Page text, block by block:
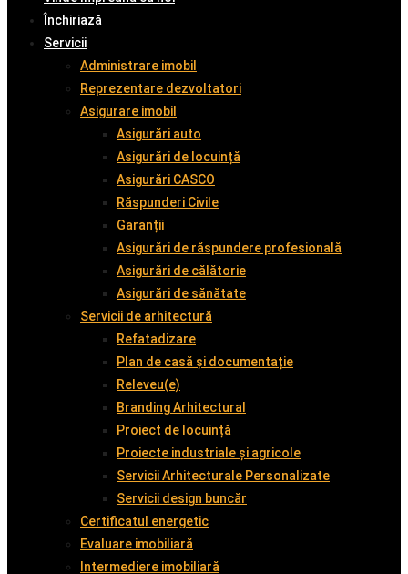
Închiriază
Servicii
Administrare imobil
Reprezentare dezvoltatori
Asigurare imobil
Asigurări auto
Asigurări de locuință
Asigurări CASCO
Răspunderi Civile
Garanții
Asigurări de răspundere profesională
Asigurări de călătorie
Asigurări de sănătate
Servicii de arhitectură
Refatadizare
Plan de casă și documentație
Releveu(e)
Branding Arhitectural
Proiect de locuință
Proiecte industriale și agricole
Servicii Arhitecturale Personalizate
Servicii design buncăr
Certificatul energetic
Evaluare imobiliară
Intermediere imobiliară